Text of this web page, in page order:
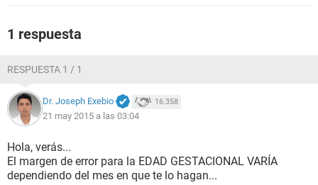
1 respuesta
RESPUESTA 1 / 1
Dr. Joseph Exebio 16.358
21 may 2015 a las 03:04
Hola, verás...
El margen de error para la EDAD GESTACIONAL VARÍA
dependiendo del mes en que te lo hagan...